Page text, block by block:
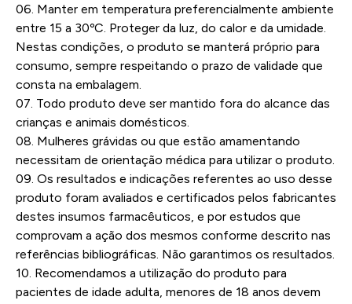
06. Manter em temperatura preferencialmente ambiente
entre 15 a 30ºC. Proteger da luz, do calor e da umidade.
Nestas condições, o produto se manterá próprio para
consumo, sempre respeitando o prazo de validade que
consta na embalagem.
07. Todo produto deve ser mantido fora do alcance das
crianças e animais domésticos.
08. Mulheres grávidas ou que estão amamentando
necessitam de orientação médica para utilizar o produto.
09. Os resultados e indicações referentes ao uso desse
produto foram avaliados e certificados pelos fabricantes
destes insumos farmacêuticos, e por estudos que
comprovam a ação dos mesmos conforme descrito nas
referências bibliográficas. Não garantimos os resultados.
10. Recomendamos a utilização do produto para
pacientes de idade adulta, menores de 18 anos devem